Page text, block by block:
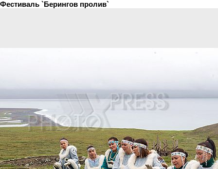
Фестиваль `Берингов пролив`